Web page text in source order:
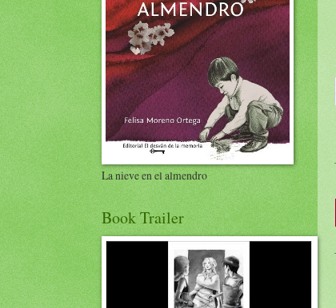
La nieve en el almendro
Book Trailer